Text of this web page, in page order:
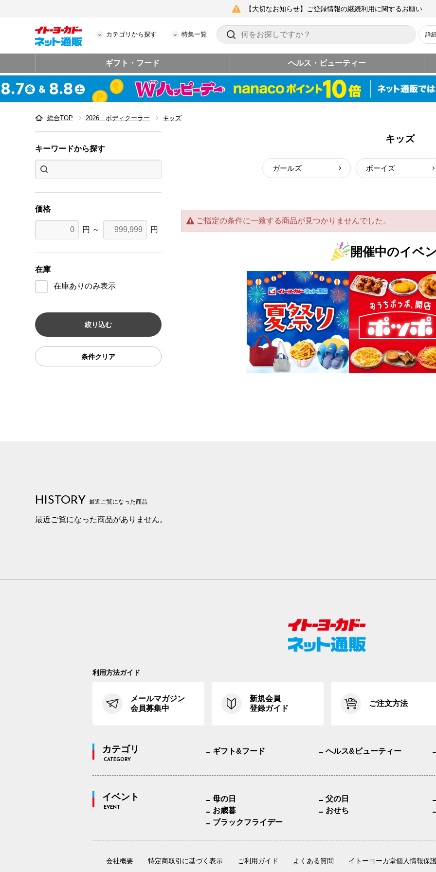
【大切なお知らせ】ご登録情報の継続利用に関するお願い
カテゴリから探す 特集一覧 詳
ギフト・フード ヘルス・ビューティー
総合TOP 2026 ボディクーラー キッズ
キーワードから探す
価格
円 ～ 円
在庫
在庫ありのみ表示
条件クリア
キッズ
ガールズ ボーイズ
ご指定の条件に一致する商品が見つかりませんでした。
開催中のイベ
HISTORY 最近ご覧になった商品
最近ご覧になった商品がありません。
利用方法ガイド
メールマガジン
会員募集中
新規会員
登録ガイド
ご注文方法
カテゴリ
CATEGORY
ギフト&フード ヘルス&ビューティー
イベント
EVENT
母の日
父の日
お歳暮
おせち
ブラックフライデー
会社概要 特定商取引に基づく表示 ご利用ガイド よくある質問 イトーヨーカ堂個人情報保